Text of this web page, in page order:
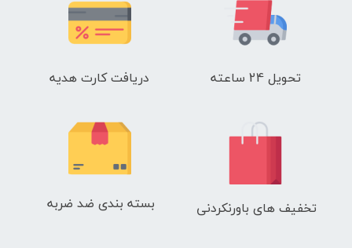
تحویل 24 ساعته دریافت کارت هدیه
تخفیف های باورنکردنی بسته بندی ضد ضربه